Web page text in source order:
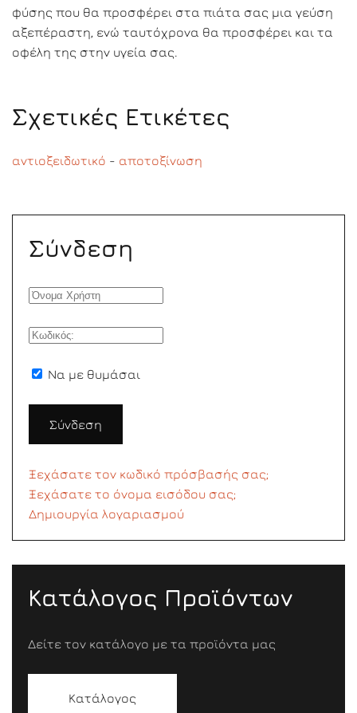
φύσης που θα προσφέρει στα πιάτα σας μια γεύση
αξεπέραστη, ενώ ταυτόχρονα θα προσφέρει και τα
οφέλη της στην υγεία σας.
Σχετικές Ετικέτες
αντιοξειδωτικό - αποτοξίνωση
Σύνδεση
Να με θυμάσαι
Σύνδεση
Ξεχάσατε τον κωδικό πρόσβασής σας;
Ξεχάσατε το όνομα εισόδου σας;
Δημιουργία λογαριασμού
Κατάλογος Προϊόντων
Δείτε τον κατάλογο με τα προϊόντα μας
Κατάλογος